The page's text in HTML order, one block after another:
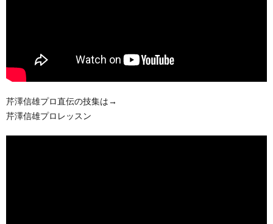
芹澤信雄プロ直伝の技集は→
芹澤信雄プロレッスン